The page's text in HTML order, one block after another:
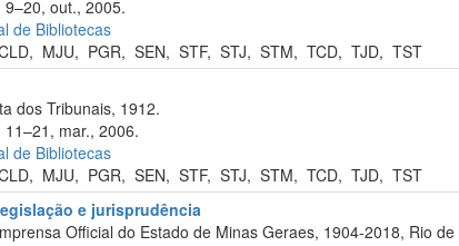
out., 2005.
de Bibliotecas
, MJU, PGR,SEN,STF,STJ,STM,TCD,TJD,TST
dos Tribunais, 1912.
mar., 2006.
de Bibliotecas
, MJU, PGR,SEN,STF,STJ,STM,TCD,TJD,TST
e jurisprudência
Official do Estado de Minas Geraes, 1904-2018, Rio